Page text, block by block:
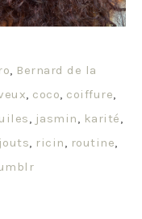
, Bernard de la
, coco, coiffure,
, jasmin, karité,
, ricin, routine,